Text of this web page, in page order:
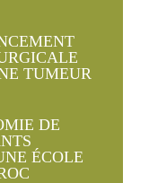
TUMEUR
DE
ÉCOLE